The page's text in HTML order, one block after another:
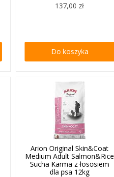
137,00 zł
Do koszyka
Arion Original Skin&Coat
Medium Adult Salmon&Rice
Sucha Karma z łososiem
dla psa 12kg